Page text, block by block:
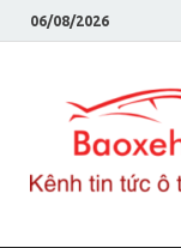
06/08/2026